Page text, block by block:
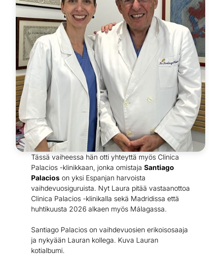
Tässä vaiheessa hän otti yhteyttä myös Clinica
Palacios -klinikkaan, jonka omistaja Santiago
Palacioson yksi Espanjan harvoista
vaihdevuosiguruista. Nyt Laura pitää vastaanottoa
Clinica Palacios -klinikalla sekä Madridissa että
huhtikuusta 2026 alkaen myös Málagassa.
Santiago Palacios on vaihdevuosien erikoisosaaja
ja nykyään Lauran kollega. Kuva Lauran
kotialbumi.